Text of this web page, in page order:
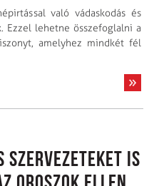
való vádaskodás és
Ezzel lehetne összefoglalni a
amelyhez mindkét fél
szervezeteket is